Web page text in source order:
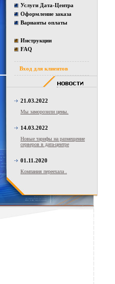
Услуги Дата-Центра
Оформление заказа
Варианты оплаты
Инструкции
FAQ
Вход для клиентов
21.03.2022
Мы заморозили цены.
14.03.2022
Новые тарифы на размещение
серверов в дата-центре
01.11.2020
Компания переехала .